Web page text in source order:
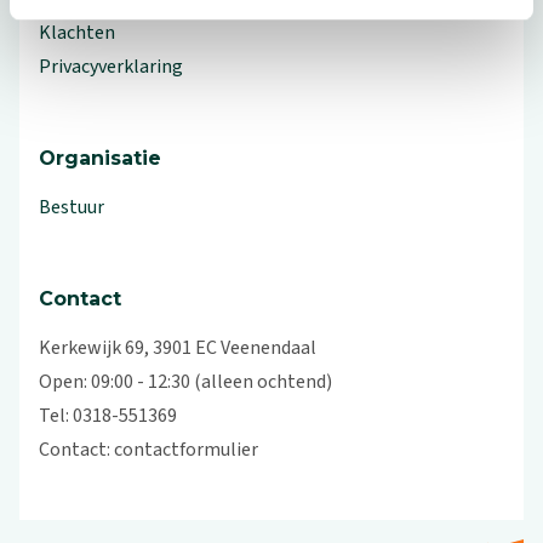
Klachten
Privacyverklaring
Organisatie
Bestuur
Contact
Kerkewijk 69, 3901 EC Veenendaal
Open: 09:00 - 12:30 (alleen ochtend)
Tel: 0318-551369
Contact:contactformulier